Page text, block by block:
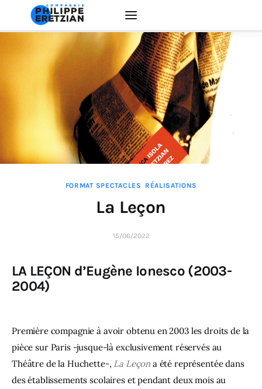
Accueil
Actualité
Créations
EDUCATION ARTISTIQUE
La Compagnie
FORMAT SPECTACLES RÉALISATIONS
La Leçon
15/06/2022
LA LEÇON d’Eugène Ionesco (2003-
2004)
Première compagnie à avoir obtenu en 2003 les droits de la
piècesur Paris-jusque-là exclusivement réservés au
Théâtre de la Huchette-, La Leçon a été représentée dans
des établissements scolaires et pendant deux mois au